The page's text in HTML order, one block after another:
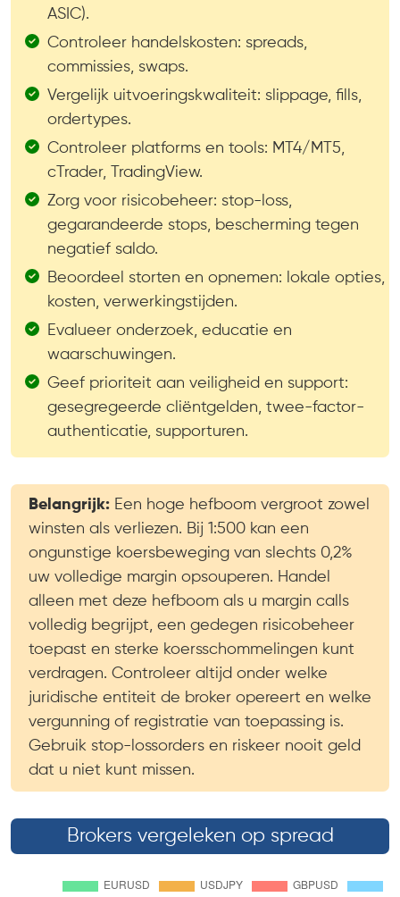
ASIC).
Controleer handelskosten: spreads,
commissies, swaps.
Vergelijk uitvoeringskwaliteit: slippage, fills,
ordertypes.
Controleer platforms en tools: MT4/MT5,
cTrader, TradingView.
Zorg voor risicobeheer: stop-loss,
gegarandeerde stops, bescherming tegen
negatief saldo.
Beoordeel storten en opnemen: lokale opties,
kosten, verwerkingstijden.
Evalueer onderzoek, educatie en
waarschuwingen.
Geef prioriteit aan veiligheid en support:
gesegregeerde cliëntgelden, twee-factor-
authenticatie, supporturen.
Belangrijk: Een hoge hefboom vergroot zowel
winsten als verliezen. Bij 1:500 kan een
ongunstige koersbeweging van slechts 0,2%
uw volledige margin opsouperen. Handel
alleen met deze hefboom als u margin calls
volledig begrijpt, een gedegen risicobeheer
toepast en sterke koersschommelingen kunt
verdragen. Controleer altijd onder welke
juridische entiteit de broker opereert en welke
vergunning of registratie van toepassing is.
Gebruik stop-lossorders en riskeer nooit geld
dat u niet kunt missen.
Brokers vergeleken op spread